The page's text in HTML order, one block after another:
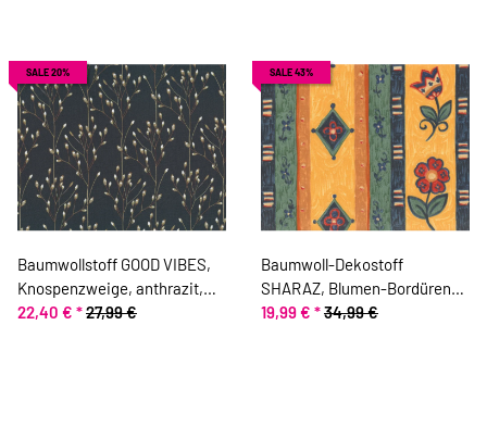
SALE 20%
Baumwollstoff GOOD VIBES,
Knospenzweige, anthrazit,
ring a roses
22,40 € *27,99 €
SALE 43%
Baumwoll-Dekostoff
SHARAZ, Blumen-Bordüren-
Streifen, gelb
19,99 € *34,99 €